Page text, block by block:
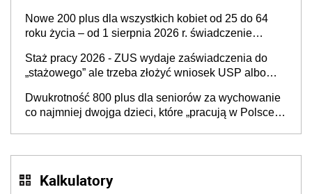
Nowe 200 plus dla wszystkich kobiet od 25 do 64
roku życia – od 1 sierpnia 2026 r. świadczenie
Staż pracy 2026 - ZUS wydaje zaświadczenia do
„stażowego” ale trzeba złożyć wniosek USP albo
zaświadczenie z ZUS?
Dwukrotność 800 plus dla seniorów za wychowanie
co najmniej dwojga dzieci, które „pracują w Polsce i
Kalkulatory